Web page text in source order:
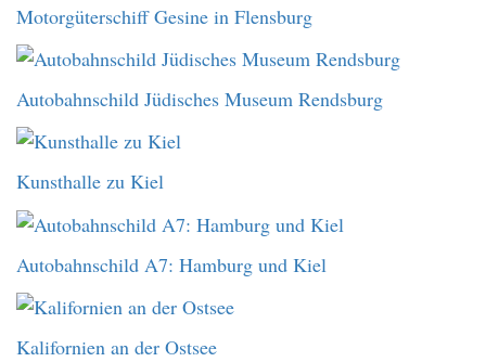
Motorgüterschiff Gesine in Flensburg
Autobahnschild Jüdisches Museum Rendsburg
Kunsthalle zu Kiel
Autobahnschild A7: Hamburg und Kiel
Kalifornien an der Ostsee